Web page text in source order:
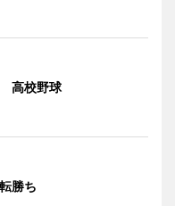
高校野球
勝ち